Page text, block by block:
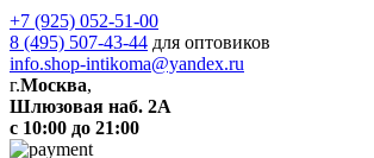
+7 (925) 052-51-00
8 (495) 507-43-44 для оптовиков
info.shop-intikoma@yandex.ru
г.Москва,
Шлюзовая наб. 2А
с 10:00 до 21:00